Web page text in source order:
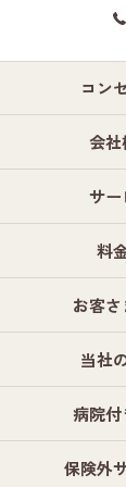
コン
会社
サー
料
お客
当社
病院付
保険外